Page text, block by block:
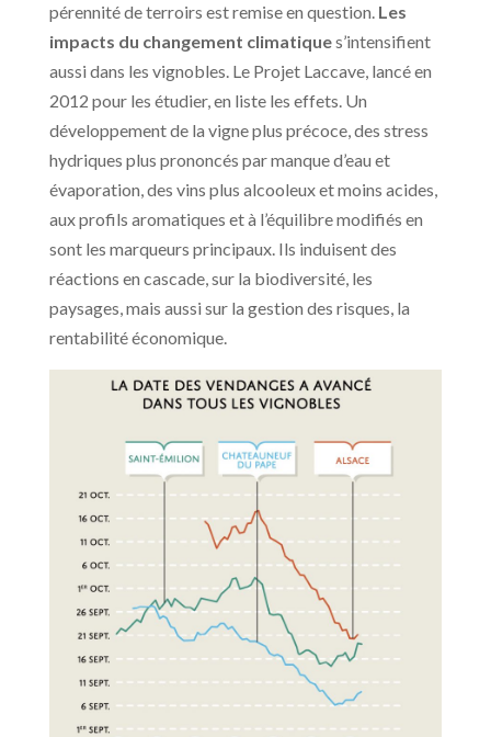
pérennité de terroirs est remise en question. Les
impacts du changement climatiques’intensifient
aussi dans les vignobles. Le Projet Laccave, lancé en
2012 pour les étudier, en liste les effets. Un
développement de la vigne plus précoce, des stress
hydriques plus prononcés par manque d’eau et
évaporation, des vins plus alcooleux et moins acides,
aux profils aromatiques et à l’équilibre modifiés en
sont les marqueurs principaux. Ils induisent des
réactions en cascade, sur la biodiversité, les
paysages, mais aussi sur la gestion des risques, la
rentabilité économique.